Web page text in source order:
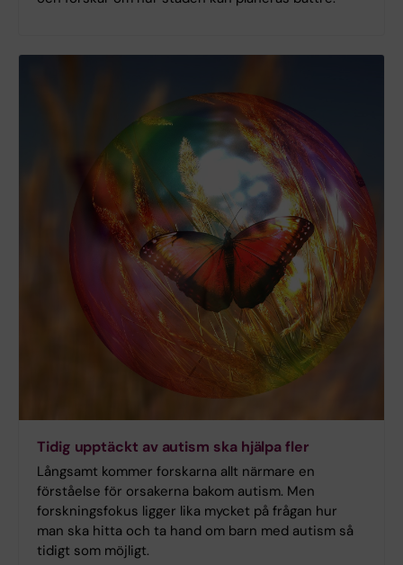
Tidig upptäckt av autism ska hjälpa fler
Långsamt kommer forskarna allt närmare en
förståelse för orsakerna bakom autism. Men
forskningsfokus ligger lika mycket på frågan hur
man ska hitta och ta hand om barn med autism så
tidigt som möjligt.